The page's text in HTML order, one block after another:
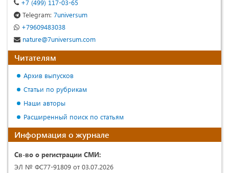
+7 (499) 117-03-65
Telegram: 7universum
+79609483038
nature@7universum.com
Читателям
Архив выпусков
Статьи по рубрикам
Наши авторы
Расширенный поиск по статьям
Информация о журнале
Св-во о регистрации СМИ:
ЭЛ № ФС77-91809 от 03.07.2026